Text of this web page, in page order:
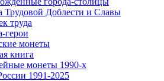
Трудовой Доблести и Славы
труда
герои
монеты
книга
монеты 1990-х
1991-2025